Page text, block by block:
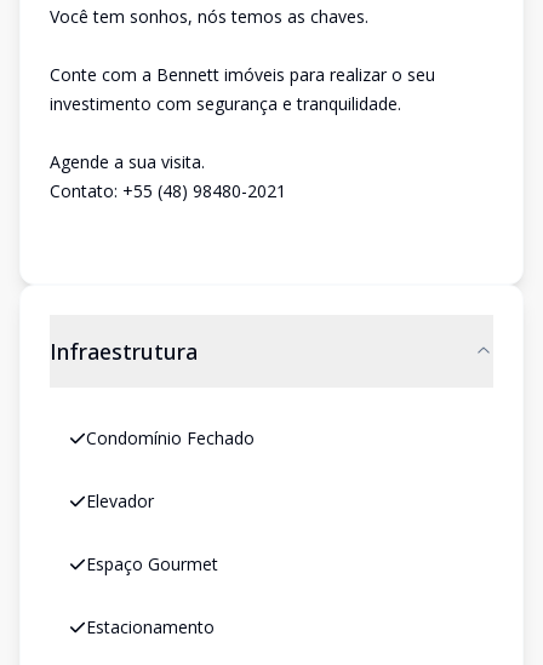
Você tem sonhos, nós temos as chaves.
Conte com a Bennett imóveis para realizar o seu
investimento com segurança e tranquilidade.
Agende a sua visita.
Contato: +55 (48) 98480-2021
Infraestrutura
Condomínio Fechado
Elevador
Espaço Gourmet
Estacionamento